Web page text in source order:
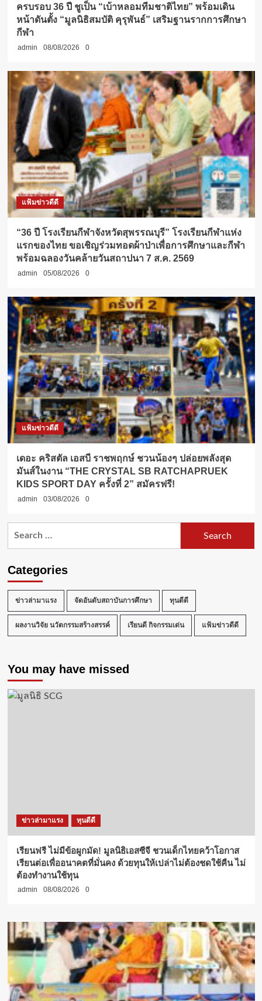
ครบรอบ 36 ปี ชูเป็น “เบ้าหลอมทีมชาติไทย” พร้อมเดิน
หน้าดันตั้ง “มูลนิธิสมบัติ คุรุพันธ์” เสริมฐานรากการศึกษา
กีฬา
admin 08/08/2026 0
แฟ้มข่าวดีดี
“36 ปี โรงเรียนกีฬาจังหวัดสุพรรณบุรี” โรงเรียนกีฬาแห่ง
แรกของไทย ขอเชิญร่วมทอดผ้าป่าเพื่อการศึกษาและกีฬา
พร้อมฉลองวันคล้ายวันสถาปนา 7 ส.ค. 2569
admin 05/08/2026 0
แฟ้มข่าวดีดี
เดอะ คริสตัล เอสบี ราชพฤกษ์ ชวนน้องๆ ปล่อยพลังสุด
มันส์ในงาน “THE CRYSTAL SB RATCHAPRUEK
KIDS SPORT DAY ครั้งที่ 2” สมัครฟรี!
admin 03/08/2026 0
Categories
ข่าวล่ามาแรง จัดอันดับสถาบันการศึกษา ทุนดีดี
ผลงานวิจัย นวัตกรรมสร้างสรรค์ เรียนดี กิจกรรมเด่น แฟ้มข่าวดีดี
You may have missed
ข่าวล่ามาแรง ทุนดีดี
เรียนฟรี ไม่มีข้อผูกมัด! มูลนิธิเอสซีจี ชวนเด็กไทยคว้าโอกาส
เรียนต่อเพื่ออนาคตที่มั่นคง ด้วยทุนให้เปล่าไม่ต้องชดใช้คืน ไม่
ต้องทำงานใช้ทุน
admin 08/08/2026 0